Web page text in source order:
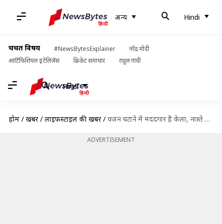
अन्य Hindi
चर्चित विषय #NewsBytesExplainer
नरेंद्र मोदी
आर्टिफिशियल इंटेलिजेंस
क्रिकेट समाचार राहुल गांधी
Hindi
होम / खबरें / लाइफस्टाइल की खबरें / वजन घटाने में मददगार है केला, नाश्ते में बनाएं केले से बनी ये तीन हेल्दी डिश
ADVERTISEMENT